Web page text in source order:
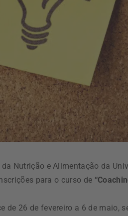
Nutrição e Alimentação da
para o curso de
de 26 de fevereiro a 6 de maio,